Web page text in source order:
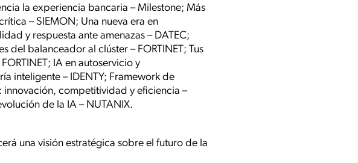
la experiencia bancaria – Milestone; Más
– SIEMON; Una nueva era en
y respuesta ante amenazas – DATEC;
del balanceador al clúster – FORTINET; Tus
IA en autoservicio y
inteligente – IDENTY; Framework de
innovación, competitividad y eficiencia –
de la IA – NUTANIX.
una visión estratégica sobre el futuro de la